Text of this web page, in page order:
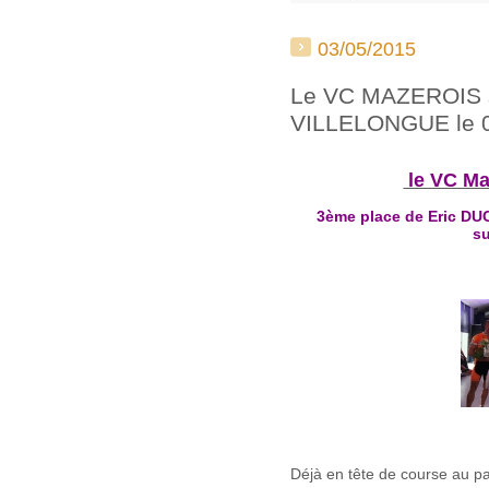
03/05/2015
Le VC
VILLELONGUE le
le VC
3ème place de Eric
Déjà en tête de course au